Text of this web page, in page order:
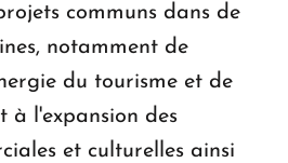
communs dans de
notamment de
du tourisme et de
à l'expansion des
et culturelles ainsi